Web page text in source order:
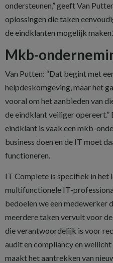
ondersteunen,” geeft Van
oplossingen die taken
de eindklanten mogelijk
Mkb-
Van Putten: “Dat begint met
helpdeskomgeving, maar het
vooral om het aanbieden van
de eindklant veiliger opereert.”
eindklant is vaak een mkb-
business doen en de IT moet
functioneren.
IT Complete is specifiek in het
multifunctionele IT-
bedoelen we een medewerker
meerdere taken vervult voor
die verantwoordelijk is voor
audit en compliancy en
maakt het aantrekken van